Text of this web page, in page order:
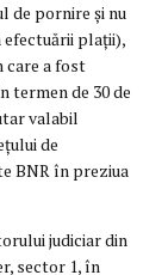
de pornire și nu
efectuării plații),
care a fost
termen de 30 de
valabil
de
BNR în preziua
judiciar din
sector 1, în